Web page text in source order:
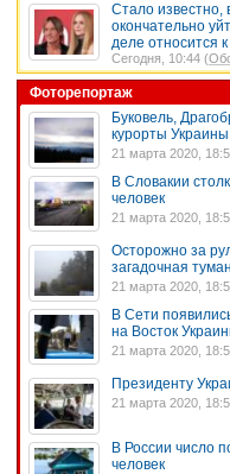
Стало известно,
окончательно
деле относится
Сегодня, 10:44 (
Фоторепортаж
Буковель,
курорты Украины
21 марта 2020,
В Словакии
человек
21 марта 2020,
Осторожно за
загадочная
21 марта 2020,
В Сети
на Восток
21 марта 2020,
Президенту
21 марта 2020,
В России число
человек